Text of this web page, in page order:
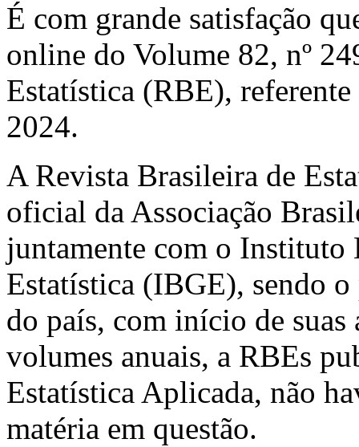
É com grande satisfação
online do Volume 82, nº
Estatística (RBE),
2024.
A Revista Brasileira de
oficial da Associação
juntamente com o Instituto
Estatística (IBGE), sendo
do país, com início de
volumes anuais, a RBEs
Estatística Aplicada, não
matéria em questão.